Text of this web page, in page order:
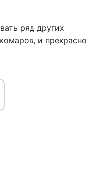
ряд других
и прекрасно